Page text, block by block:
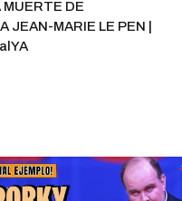
MUERTE DE
JEAN-MARIE LE PEN |